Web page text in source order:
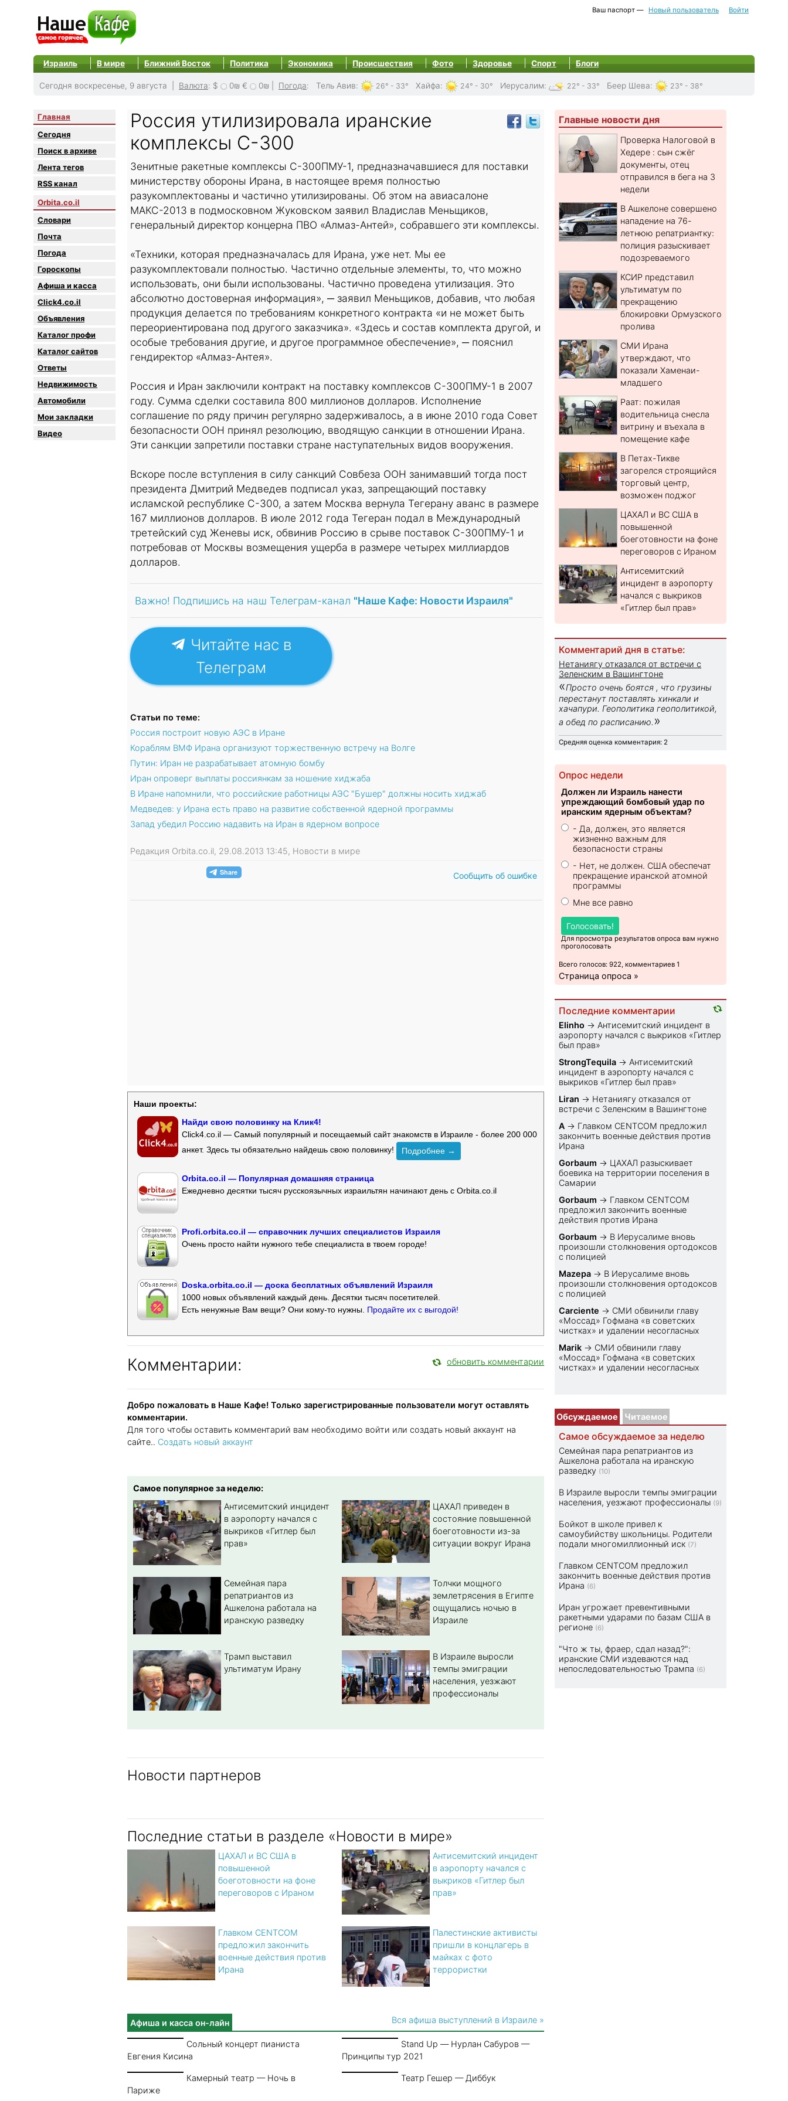
Ваш паспорт — Новый пользователь Войти
Израиль В мире Ближний Восток Политика Экономика Происшествия Фото Здоровье Спорт Блоги
Сегодня воскресенье, 9 августа | Валюта: $ 0₪ € 0₪ Погода: Тель Авив: 26° - 33° Хайфа: 24° - 30° Иерусалим: 22° - 33° Беер Шева: 23° - 38°
Главная
Сегодня
Поиск в архиве
Лента тегов
RSS канал
Orbita.co.il
Словари
Почта
Погода
Гороскопы
Афиша и касса
Click4.co.il
Объявления
Каталог профи
Каталог сайтов
Oтветы
Недвижимость
Автомобили
Мои закладки
Видео
Россия утилизировала иранские
комплексы С-300
Зенитные ракетные комплексы С-300ПМУ-1, предназначавшиеся для поставки
министерству обороны Ирана, в настоящее время полностью
разукомплектованы и частично утилизированы. Об этом на авиасалоне
МАКС-2013 в подмосковном Жуковском заявил Владислав Меньщиков,
генеральный директор концерна ПВО «Алмаз-Антей», собравшего эти комплексы.
«Техники, которая предназначалась для Ирана, уже нет. Мы ее
разукомплектовали полностью. Частично отдельные элементы, то, что можно
использовать, они были использованы. Частично проведена утилизация. Это
абсолютно достоверная информация», ─ заявил Меньщиков, добавив, что любая
продукция делается по требованиям конкретного контракта «и не может быть
переориентирована под другого заказчика». «Здесь и состав комплекта другой, и
особые требования другие, и другое программное обеспечение», ─ пояснил
гендиректор «Алмаз-Антея».
Россия и Иран заключили контракт на поставку комплексов С-300ПМУ-1 в 2007
году. Сумма сделки составила 800 миллионов долларов. Исполнение
соглашение по ряду причин регулярно задерживалось, а в июне 2010 года Совет
безопасности ООН принял резолюцию, вводящую санкции в отношении Ирана.
Эти санкции запретили поставки стране наступательных видов вооружения.
Вскоре после вступления в силу санкций Совбеза ООН занимавший тогда пост
президента Дмитрий Медведев подписал указ, запрещающий поставку
исламской республике С-300, а затем Москва вернула Тегерану аванс в размере
167 миллионов долларов. В июле 2012 года Тегеран подал в Международный
третейский суд Женевы иск, обвинив Россию в срыве поставок С-300ПМУ-1 и
потребовав от Москвы возмещения ущерба в размере четырех миллиардов
долларов.
Важно! Подпишись на наш Телеграм-канал "Наше Кафе: Новости Израиля"
Читайте нас в
Телеграм
Статьи по теме:
Россия построит новую АЭС в Иране
Кораблям ВМФ Ирана организуют торжественную встречу на Волге
Путин: Иран не разрабатывает атомную бомбу
Иран опроверг выплаты россиянкам за ношение хиджаба
В Иране напомнили, что российские работницы АЭС "Бушер" должны носить хиджаб
Медведев: у Ирана есть право на развитие собственной ядерной программы
Запад убедил Россию надавить на Иран в ядерном вопросе
Редакция Orbita.co.il, 29.08.2013 13:45, Новости в мире
Сообщить об ошибке
Наши проекты:
Найди свою половинку на Клик4!
Click4.co.il — Самый популярный и посещаемый сайт знакомств в Израиле - более 200 000
анкет. Здесь ты обязательно найдешь свою половинку!
Подробнее →
Orbita.co.il — Популярная домашняя страница
Ежедневно десятки тысяч русскоязычных израильтян начинают день с Orbita.co.il
Profi.orbita.co.il — справочник лучших специалистов Израиля
Очень просто найти нужного тебе специалиста в твоем городе!
Doska.orbita.co.il — доска бесплатных объявлений Израиля
1000 новых объявлений каждый день. Десятки тысяч посетителей.
Есть ненужные Вам вещи? Они кому-то нужны. Продайте их с выгодой!
Комментарии: обновить комментарии
Добро пожаловать в Наше Кафе! Только зарегистрированные пользователи могут оставлять
комментарии.
Для того чтобы оставить комментарий вам необходимо войти или создать новый аккаунт на
сайте.. Создать новый аккаунт
Самое популярное за неделю:
Антисемитский инцидент
в аэропорту начался с
выкриков «Гитлер был
прав»
ЦАХАЛ приведен в
состояние повышенной
боеготовности из-за
ситуации вокруг Ирана
Семейная пара
репатриантов из
Ашкелона работала на
иранскую разведку
Толчки мощного
землетрясения в Египте
ощущались ночью в
Израиле
Трамп выставил
ультиматум Ирану
В Израиле выросли
темпы эмиграции
населения, уезжают
профессионалы
Новости партнеров
Последние статьи в разделе «Новости в мире»
ЦАХАЛ и ВС США в
повышенной
боеготовности на фоне
переговоров с Ираном
Антисемитский инцидент
в аэропорту начался с
выкриков «Гитлер был
прав»
Главком CENTCOM
предложил закончить
военные действия против
Ирана
Палестинские активисты
пришли в концлагерь в
майках с фото
террористки
Афиша и касса он-лайн Вся афиша выступлений в Израиле »
Сольный концерт пианиста
Евгения Кисина
Stand Up — Нурлан Сабуров —
Принципы тур 2021
Камерный театр — Ночь в
Париже
Театр Гешер — Диббук
Главные новости дня
Проверка Налоговой в
Хедере : сын сжёг
документы, отец
отправился в бега на 3
недели
В Ашкелоне совершено
нападение на 76-
летнюю репатриантку:
полиция разыскивает
подозреваемого
КСИР представил
ультиматум по
прекращению
блокировки Ормузского
пролива
СМИ Ирана
утверждают, что
показали Хаменаи-
младшего
Раат: пожилая
водительница снесла
витрину и въехала в
помещение кафе
В Петах-Тикве
загорелся строящийся
торговый центр,
возможен поджог
ЦАХАЛ и ВС США в
повышенной
боеготовности на фоне
переговоров с Ираном
Антисемитский
инцидент в аэропорту
начался с выкриков
«Гитлер был прав»
Комментарий дня в статье:
Нетаниягу отказался от встречи с
Зеленским в Вашингтоне
«Просто очень боятся , что грузины
перестанут поставлять хинкали и
хачапури. Геополитика геополитикой,
а обед по расписанию. »
Средняя оценка комментария: 2
Опрос недели
Должен ли Израиль нанести
упреждающий бомбовый удар по
иранским ядерным объектам?
- Да, должен, это является
жизненно важным для
безопасности страны
- Нет, не должен. США обеспечат
прекращение иранской атомной
программы
Мне все равно
Голосовать!
Для просмотра результатов опроса вам нужно
проголосовать
Всего голосов: 922, комментариев 1
Страница опроса »
Последние комментарии
Elinho → Антисемитский инцидент в
аэропорту начался с выкриков «Гитлер
был прав»
StrongTequila → Антисемитский
инцидент в аэропорту начался с
выкриков «Гитлер был прав»
Liran → Нетаниягу отказался от
встречи с Зеленским в Вашингтоне
A → Главком CENTCOM предложил
закончить военные действия против
Ирана
Gorbaum → ЦАХАЛ разыскивает
боевика на территории поселения в
Самарии
Gorbaum → Главком CENTCOM
предложил закончить военные
действия против Ирана
Gorbaum → В Иерусалиме вновь
произошли столкновения ортодоксов
с полицией
Mazepa → В Иерусалиме вновь
произошли столкновения ортодоксов
с полицией
Carciente → СМИ обвинили главу
«Моссад» Гофмана «в советских
чистках» и удалении несогласных
Marik → СМИ обвинили главу
«Моссад» Гофмана «в советских
чистках» и удалении несогласных
Обсуждаемое Читаемое
Самое обсуждаемое за неделю
Семейная пара репатриантов из
Ашкелона работала на иранскую
разведку (10)
В Израиле выросли темпы эмиграции
населения, уезжают профессионалы (9)
Бойкот в школе привел к
самоубийству школьницы. Родители
подали многомиллионный иск (7)
Главком CENTCOM предложил
закончить военные действия против
Ирана (6)
Иран угрожает превентивными
ракетными ударами по базам США в
регионе (6)
"Что ж ты, фраер, сдал назад?":
иранские СМИ издеваются над
непоследовательностью Трампа (6)